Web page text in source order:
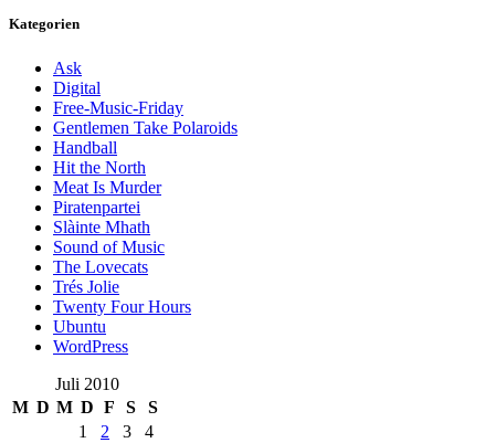
Kategorien
Ask
Digital
Free-Music-Friday
Gentlemen Take Polaroids
Handball
Hit the North
Meat Is Murder
Piratenpartei
Slàinte Mhath
Sound of Music
The Lovecats
Trés Jolie
Twenty Four Hours
Ubuntu
WordPress
Juli 2010
M D M D F S
S
1
2 3
4